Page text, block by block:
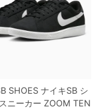
SHOES ナイキSB シ
ニーカー ZOOM TEN